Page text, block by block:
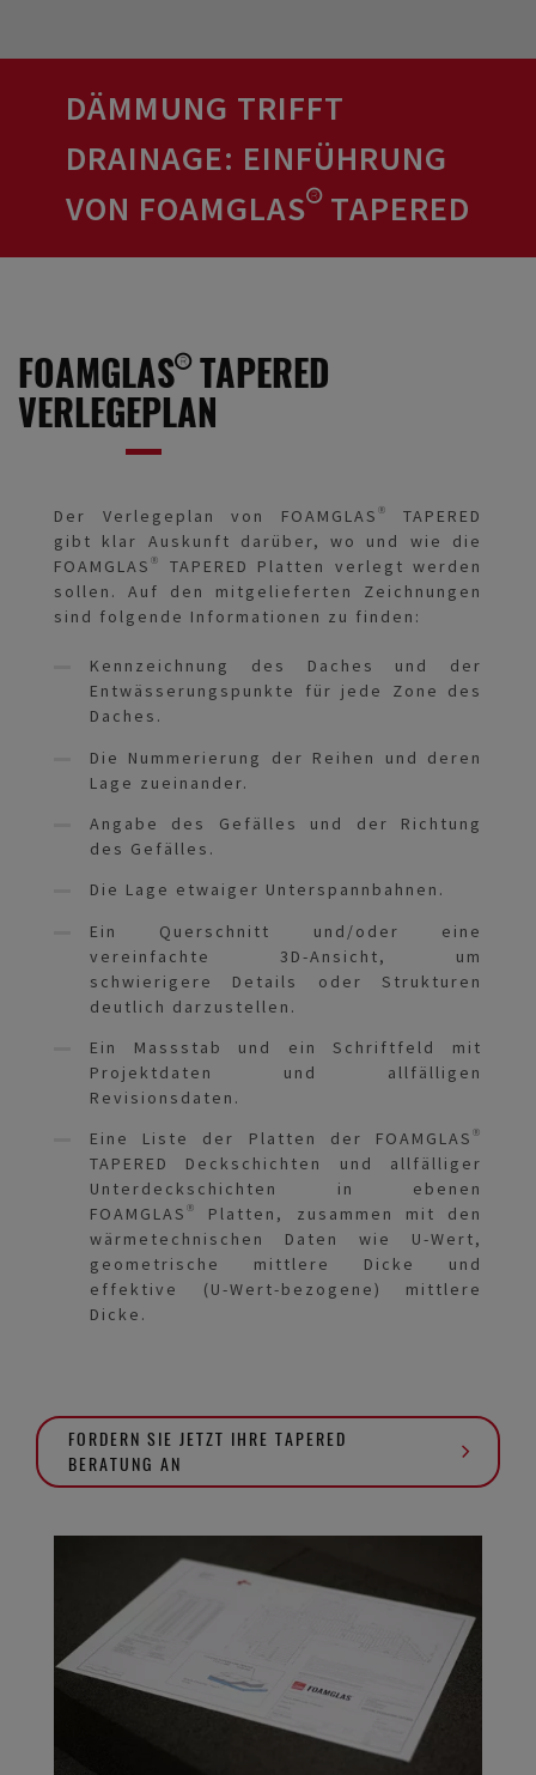
DÄMMUNG TRIFFT
DRAINAGE: EINFÜHRUNG
VON FOAMGLAS® TAPERED
FOAMGLAS® TAPERED
VERLEGEPLAN
Der Verlegeplan von FOAMGLAS® TAPERED
gibt klar Auskunft darüber, wo und wie die
FOAMGLAS® TAPERED Platten verlegt werden
sollen. Auf den mitgelieferten Zeichnungen
sind folgende Informationen zu finden:
Kennzeichnung des Daches und der
Entwässerungspunkte für jede Zone des
Daches.
Die Nummerierung der Reihen und deren
Lage zueinander.
Angabe des Gefälles und der Richtung
des Gefälles.
Die Lage etwaiger Unterspannbahnen.
Ein Querschnitt und/oder eine
vereinfachte 3D-Ansicht, um
schwierigere Details oder Strukturen
deutlich darzustellen.
Ein Massstab und ein Schriftfeld mit
Projektdaten und allfälligen
Revisionsdaten.
Eine Liste der Platten der FOAMGLAS®
TAPERED Deckschichten und allfälliger
Unterdeckschichten in ebenen
FOAMGLAS® Platten, zusammen mit den
wärmetechnischen Daten wie U-Wert,
geometrische mittlere Dicke und
effektive (U-Wert-bezogene) mittlere
Dicke.
FORDERN SIE JETZT IHRE TAPERED
BERATUNG AN